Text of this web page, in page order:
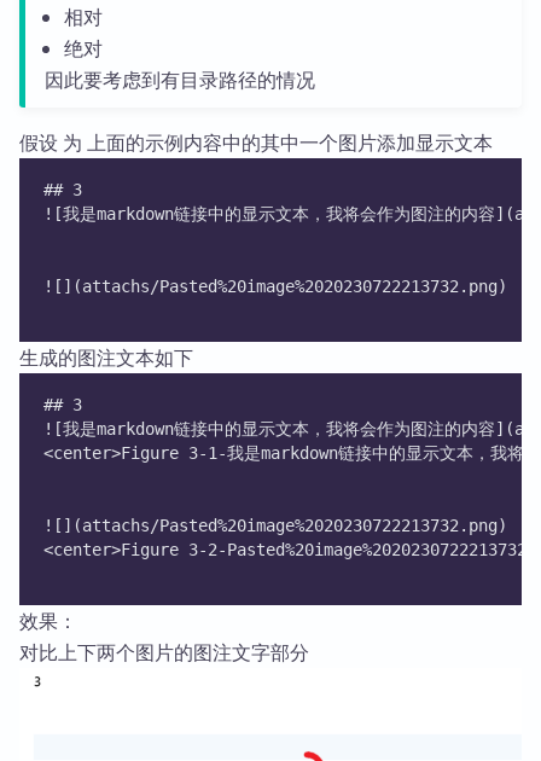
相对
绝对
因此要考虑到有目录路径的情况
假设 为 上面的示例内容中的其中一个图片添加显示文本
## 3
![我是markdown链接中的显示文本，我将会作为图注的内容
![](attachs/Pasted%20image%2020230722213732.png)
生成的图注文本如下
## 3
![我是markdown链接中的显示文本，我将会作为图注的内容
<center>Figure 3-1-我是markdown链接中的显示文本，我将
![](attachs/Pasted%20image%2020230722213732.png)
<center>Figure 3-2-
效果：
对比上下两个图片的图注文字部分